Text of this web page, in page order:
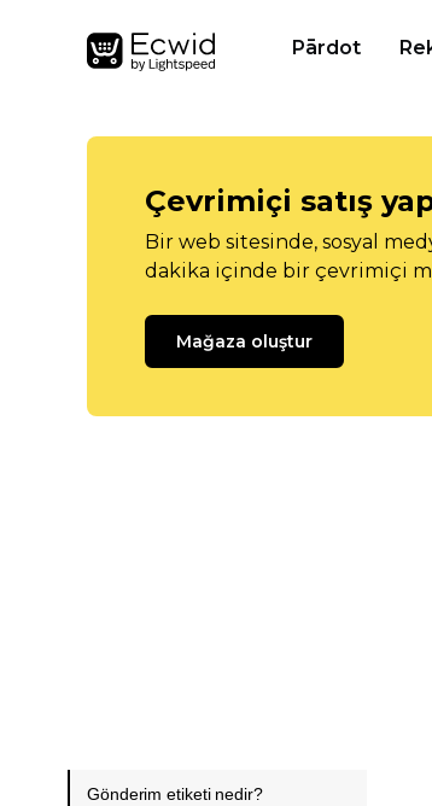
Pārdot
Çevrimiçi satış
Bir web sitesinde, sosyal
dakika içinde bir çevrimiçi
Mağaza oluştur
Gönderim etiketi nedir?